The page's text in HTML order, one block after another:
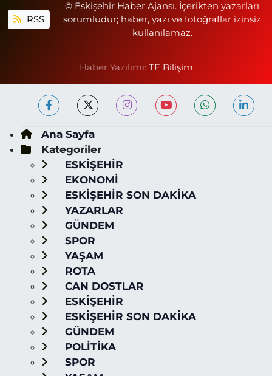
RSS
© Eskişehir Haber Ajansı. İçerikten yazarları
sorumludur; haber, yazı ve fotoğraflar izinsiz
kullanılamaz.
Haber Yazılımı: TE Bilişim
Ana Sayfa
Kategoriler
ESKİŞEHİR
EKONOMİ
ESKİŞEHİR SON DAKİKA
YAZARLAR
GÜNDEM
SPOR
YAŞAM
ROTA
CAN DOSTLAR
ESKİŞEHİR
ESKİŞEHİR SON DAKİKA
GÜNDEM
POLİTİKA
SPOR